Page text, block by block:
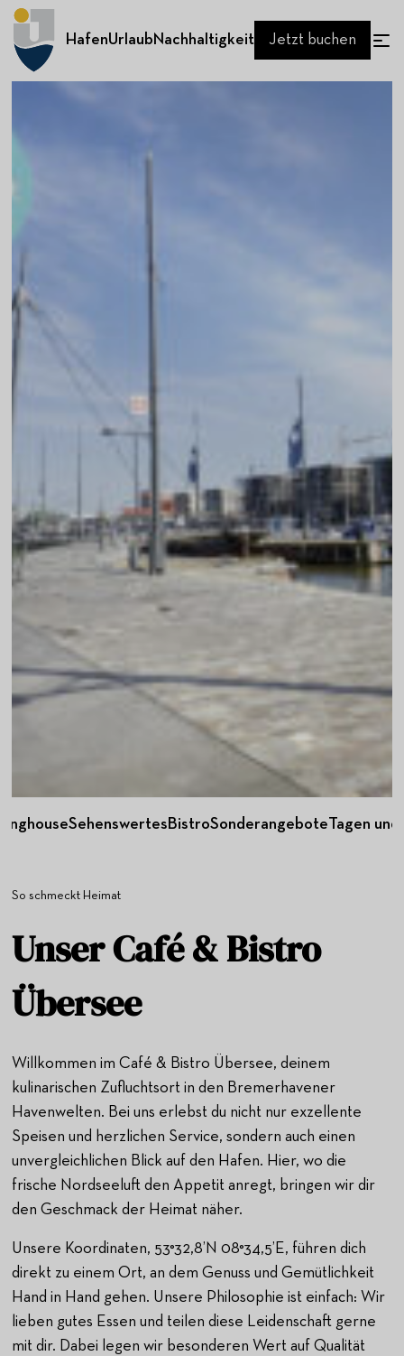
HafenUrlaubNachhaltigkeit Jetzt buchen
SehenswertesBistroSonderangeboteTagen und
So schmeckt Heimat
Unser Café & Bistro
Übersee
Willkommen im Café & Bistro Übersee, deinem
kulinarischen Zufluchtsort in den Bremerhavener
Havenwelten. Bei uns erlebst du nicht nur exzellente
Speisen und herzlichen Service, sondern auch einen
unvergleichlichen Blick auf den Hafen. Hier, wo die
frische Nordseeluft den Appetit anregt, bringen wir dir
den Geschmack der Heimat näher.
Unsere Koordinaten, 53°32,8’N 08°34,5’E, führen dich
direkt zu einem Ort, an dem Genuss und Gemütlichkeit
Hand in Hand gehen. Unsere Philosophie ist einfach: Wir
lieben gutes Essen und teilen diese Leidenschaft gerne
mit dir. Dabei legen wir besonderen Wert auf Qualität